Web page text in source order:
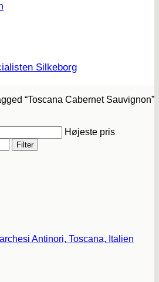
Silkeborg
“Toscana Cabernet Sauvignon”
Højeste pris
Filter